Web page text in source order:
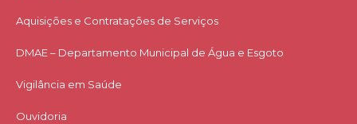
Aquisições e Contratações de Serviços​
DMAE – Departamento Municipal de Água e Esgoto
Vigilância em Saúde
Ouvidoria